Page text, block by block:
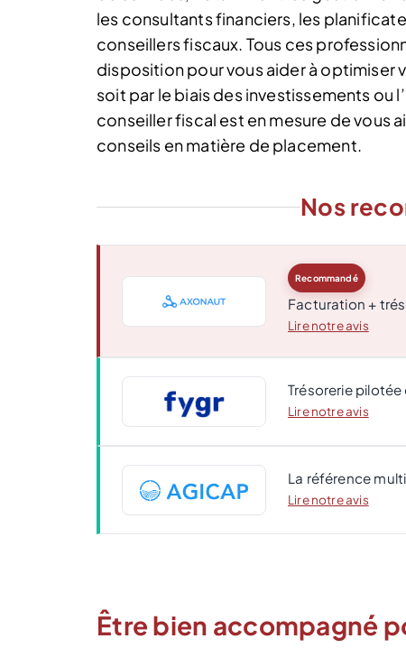
les consultants financiers, les
conseillers fiscaux. Tous ces
disposition pour vous aider à optimiser
soit par le biais des investissements ou
conseiller fiscal est en mesure de vous
conseils en matière de placement.
Nos
Recommandé
Facturation +
Lire notre avis
Trésorerie
Lire notre avis
La référence
Lire notre avis
Être bien accompagné